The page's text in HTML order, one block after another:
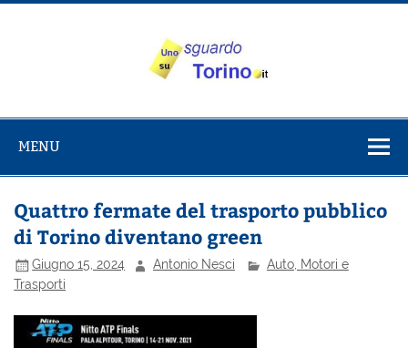
Salta
su Torino
MENU
Quattro fermate del trasporto pubblico
di Torino diventano green
Giugno 15, 2024 Antonio Nesci
Auto, Motori e
Trasporti